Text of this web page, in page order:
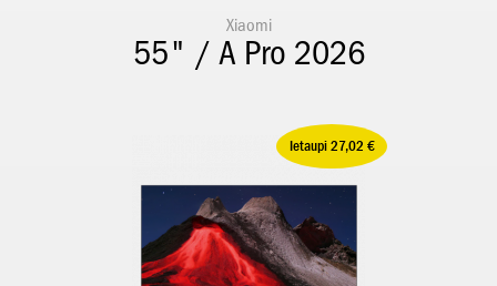
Xiaomi
55" / A Pro 2026
Ietaupi 27,02 €